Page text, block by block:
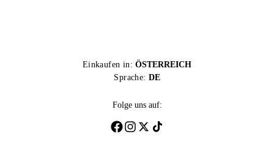
Einkaufen in: ÖSTERREICH
Sprache: DE
Folge uns auf: